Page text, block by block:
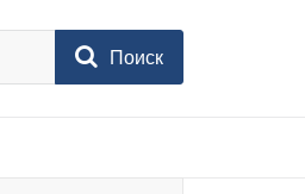
Поиск